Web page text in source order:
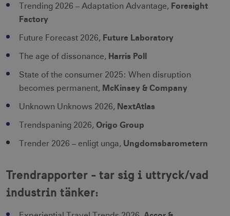
Trending 2026 – Adaptation Advantage, Foresight
Factory
Future Forecast 2026, Future Laboratory
The age of dissonance, Harris Poll
State of the consumer 2025: When disruption
becomes permanent, McKinsey & Company
Unknown Unknows 2026, NextAtlas
Trendspaning 2026, Origo Group
Trender 2026 – enligt unga, Ungdomsbarometern
Trendrapporter - tar sig i uttryck/vad
industrin tänker: